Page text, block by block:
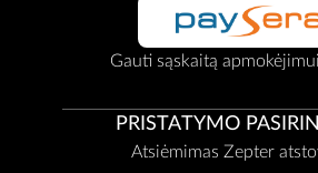
Gauti sąskaitą
PRISTATYMO
Atsiėmimas Zepter